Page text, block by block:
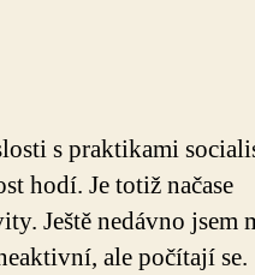
s praktikami
hodí. Je totiž načase
Ještě nedávno jsem
ale počítají